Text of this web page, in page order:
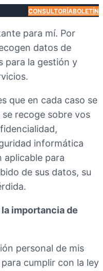
CONSULTORÍABOLETÍN
para mí. Por
datos de
para la gestión y
que en cada caso se
recoge sobre vos
informática
aplicable para
de sus datos, su
importancia de
personal de mis
cumplir con la ley